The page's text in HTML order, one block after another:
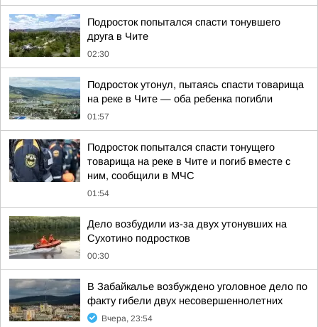
Подросток попытался спасти тонувшего
друга в Чите
02:30
Подросток утонул, пытаясь спасти товарища
на реке в Чите — оба ребенка погибли
01:57
Подросток попытался спасти тонущего
товарища на реке в Чите и погиб вместе с
ним, сообщили в МЧС
01:54
Дело возбудили из-за двух утонувших на
Сухотино подростков
00:30
В Забайкалье возбуждено уголовное дело по
факту гибели двух несовершеннолетних
Вчера, 23:54